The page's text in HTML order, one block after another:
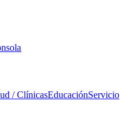
/ ClínicasEducaciónServicio